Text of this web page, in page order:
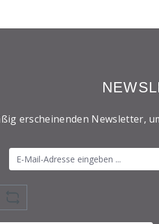
erscheinenden Newsletter,